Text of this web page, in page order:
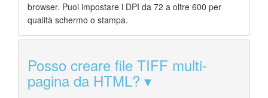
browser. Puoi impostare i DPI da 72 a oltre 600 per
qualità schermo o stampa.
Posso creare file TIFF multi-
pagina da HTML?